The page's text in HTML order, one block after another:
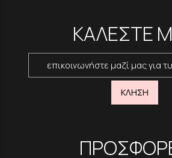
ΚΑΛΕΣΤΕ
επικοινωνήστε μαζί μας για
ΚΛΗΣΗ